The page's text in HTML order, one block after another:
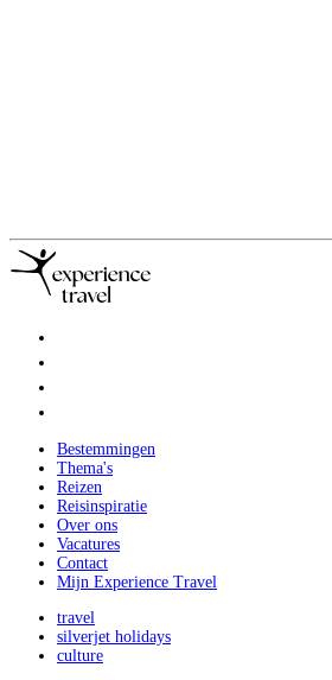
Bestemmingen
Thema's
Reizen
Reisinspiratie
Over ons
Vacatures
Contact
Mijn Experience Travel
travel
silverjet holidays
culture